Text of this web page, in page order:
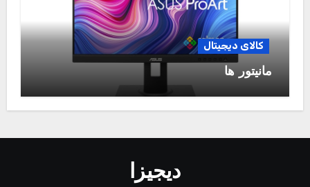
کالای دیجیتال
مانیتور ها
دیجیزا